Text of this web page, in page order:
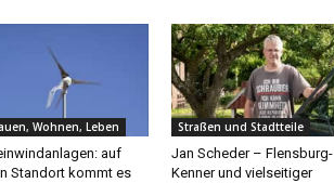
Wohnen, Leben
auf
Standort kommt es
Straßen und Stadtteile
Jan Scheder – Flensburg-
Kenner und vielseitiger